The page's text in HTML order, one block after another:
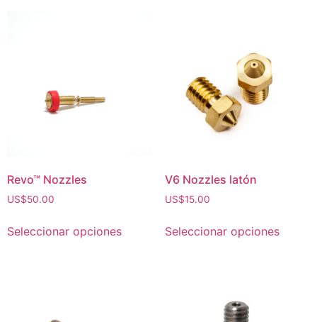
Revo™ Nozzles
US$50.00
Seleccionar opciones
V6 Nozzles latón
US$15.00
Seleccionar opciones